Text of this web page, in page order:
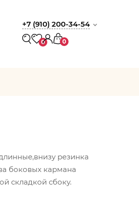
+7 (910) 200-34-54
0 0
резинка
боковых кармана
складкой сбоку.